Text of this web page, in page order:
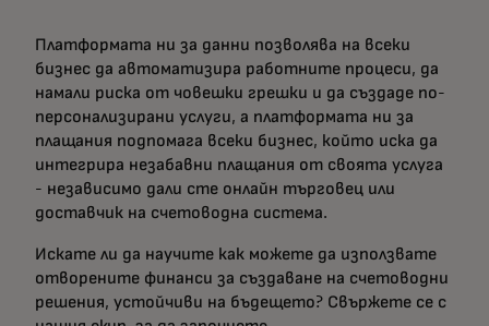
Платформата ни за данни позволява на всеки
бизнес да автоматизира работните процеси, да
намали риска от човешки грешки и да създаде по-
персонализирани услуги, а платформата ни за
плащания подпомага всеки бизнес, който иска да
интегрира незабавни плащания от своята услуга
- независимо дали сте онлайн търговец или
доставчик на счетоводна система.
Искате ли да научите как можете да използвате
отворените финанси за създаване на счетоводни
решения, устойчиви на бъдещето? Свържете се с